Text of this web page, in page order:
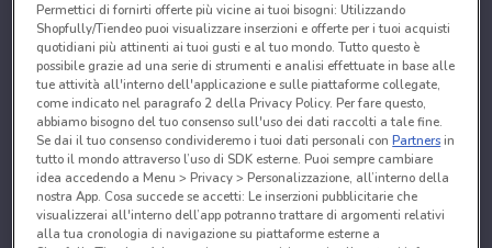
Permettici di fornirti offerte più vicine ai tuoi bisogni: Utilizzando
Shopfully/Tiendeo puoi visualizzare inserzioni e offerte per i tuoi acquisti
quotidiani più attinenti ai tuoi gusti e al tuo mondo. Tutto questo è
possibile grazie ad una serie di strumenti e analisi effettuate in base alle
tue attività all'interno dell'applicazione e sulle piattaforme collegate,
come indicato nel paragrafo 2 della Privacy Policy. Per fare questo,
abbiamo bisogno del tuo consenso sull'uso dei dati raccolti a tale fine.
Se dai il tuo consenso condivideremo i tuoi dati personali conPartnersin
tutto il mondo attraverso l’uso di SDK esterne. Puoi sempre cambiare
idea accedendo a Menu > Privacy > Personalizzazione, all’interno della
nostra App. Cosa succede se accetti: Le inserzioni pubblicitarie che
visualizzerai all'interno dell’app potranno trattare di argomenti relativi
alla tua cronologia di navigazione su piattaforme esterne a